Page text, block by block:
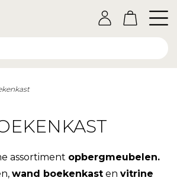
assortiment opbergmeubelen.
wand boekenkast en vitrine